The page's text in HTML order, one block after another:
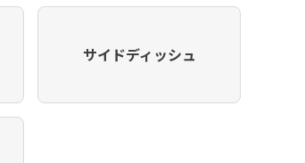
り
え
サイドディッシュ